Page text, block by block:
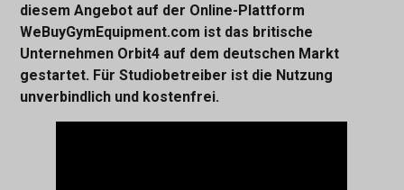
diesem Angebot auf der Online-Plattform
WeBuyGymEquipment.com ist das britische
Unternehmen Orbit4 auf dem deutschen Markt
gestartet. Für Studiobetreiber ist die Nutzung
unverbindlich und kostenfrei.